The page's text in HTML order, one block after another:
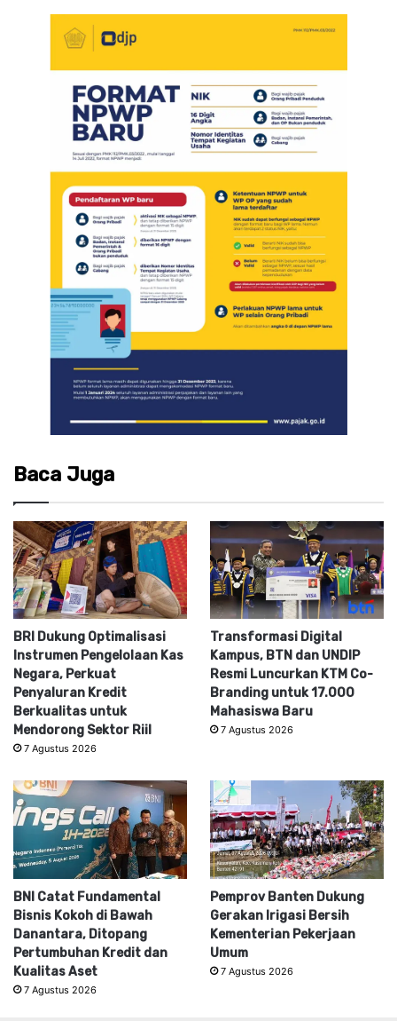
Baca Juga
BRI Dukung Optimalisasi
Instrumen Pengelolaan Kas
Negara, Perkuat
Penyaluran Kredit
Berkualitas untuk
Mendorong Sektor Riil
7 Agustus 2026
Transformasi Digital
Kampus, BTN dan UNDIP
Resmi Luncurkan KTM Co-
Branding untuk 17.000
Mahasiswa Baru
7 Agustus 2026
BNI Catat Fundamental
Bisnis Kokoh di Bawah
Danantara, Ditopang
Pertumbuhan Kredit dan
Kualitas Aset
7 Agustus 2026
Pemprov Banten Dukung
Gerakan Irigasi Bersih
Kementerian Pekerjaan
Umum
7 Agustus 2026